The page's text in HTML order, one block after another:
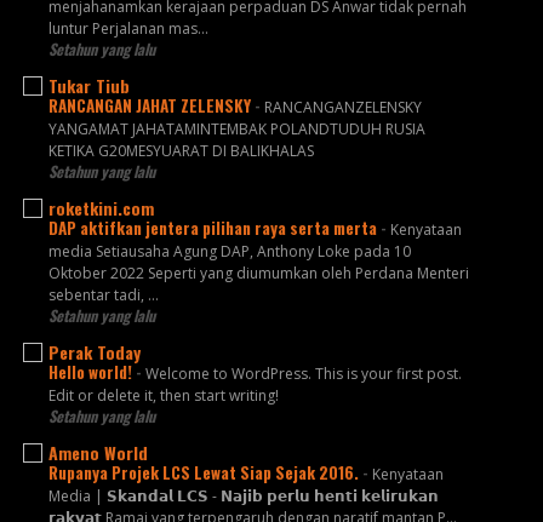
menjahanamkan kerajaan perpaduan DS Anwar tidak pernah
luntur Perjalanan mas...
Setahun yang lalu
Tukar Tiub
RANCANGAN JAHAT ZELENSKY - RANCANGANZELENSKY
YANGAMAT JAHATAMINTEMBAK POLANDTUDUH RUSIA
KETIKA G20MESYUARAT DI BALIKHALAS
Setahun yang lalu
roketkini.com
DAP aktifkan jentera pilihan raya serta merta - Kenyataan
media Setiausaha Agung DAP, Anthony Loke pada 10
Oktober 2022 Seperti yang diumumkan oleh Perdana Menteri
sebentar tadi, …
Setahun yang lalu
Perak Today
Hello world! - Welcome to WordPress. This is your first post.
Edit or delete it, then start writing!
Setahun yang lalu
Ameno World
Rupanya Projek LCS Lewat Siap Sejak 2016. - Kenyataan
Media | 𝗦𝗸𝗮𝗻𝗱𝗮𝗹 𝗟𝗖𝗦 - 𝗡𝗮𝗷𝗶𝗯 𝗽𝗲𝗿𝗹𝘂 𝗵𝗲𝗻𝘁𝗶 𝗸𝗲𝗹𝗶𝗿𝘂𝗸𝗮𝗻